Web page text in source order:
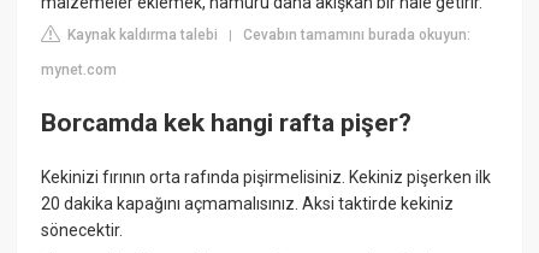
Kaynak kaldırma talebi |Cevabın tamamını burada okuyun:
mynet.com
Borcamda kek hangi rafta pişer?
Kekinizi fırının orta rafında pişirmelisiniz. Kekiniz pişerken ilk
20 dakika kapağını açmamalısınız. Aksi taktirde kekiniz
sönecektir.